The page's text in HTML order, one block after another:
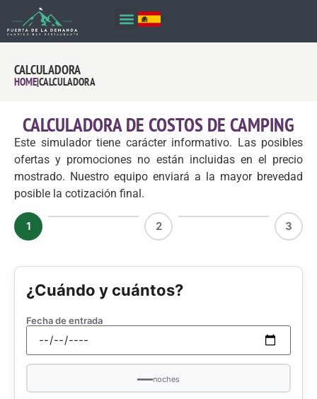
CALCULADORA
HOME|CALCULADORA
CALCULADORA DE COSTOS DE CAMPING
Este simulador tiene carácter informativo. Las posibles
ofertas y promociones no están incluidas en el precio
mostrado. Nuestro equipo enviará a la mayor brevedad
posible la cotización final.
1 2 3
¿Cuándo y cuántos?
Fecha de entrada
—noches